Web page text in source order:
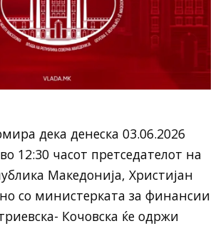
дека денеска 03.06.2026
12:30 часот претседателот на
Македонија, Христијан
со министерката за финансии
Кочовска ќе одржи